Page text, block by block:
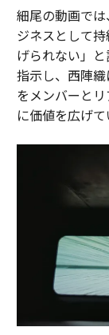
細尾の動画で
ジネスとして
げられない」
指示し、西陣
をメンバーと
に価値を広げ